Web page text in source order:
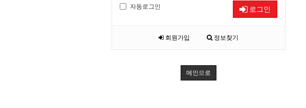
자동로그인 로그인
회원가입 정보찾기
메인으로